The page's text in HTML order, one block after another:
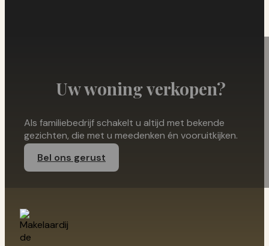
Uw woning verkopen?
Als familiebedrijf schakelt u altijd met bekende
gezichten, die met u meedenken én vooruitkijken.
Bel ons gerust